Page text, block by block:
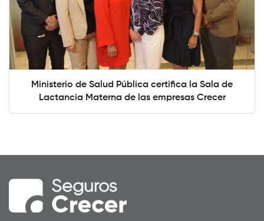
Ministerio de Salud Pública certifica la Sala de
Lactancia Materna de las empresas Crecer